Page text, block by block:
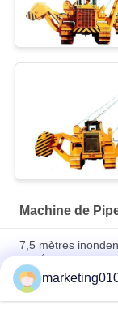
Machine de
7,5 mètres
marécage
construction
de Pipelayer